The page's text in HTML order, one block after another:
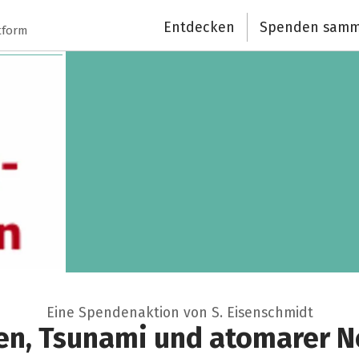
Entdecken Spenden
Eine Spendenaktion von S. Eisenschmidt
Tsunami und atomarer